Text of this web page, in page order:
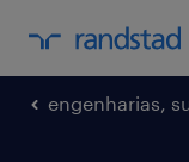
engenharias,